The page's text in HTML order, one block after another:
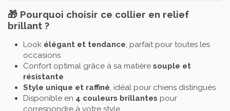
🎁 Pourquoi choisir ce collier en relief
brillant ?
Look élégant et tendance, parfait pour toutes les
occasions
Confort optimal grâce à sa matière souple et
résistante
Style unique et raffiné, idéal pour chiens distingués
Disponible en 4 couleurs brillantes pour
correspondre à votre style